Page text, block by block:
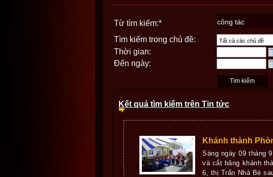
Từ tìm kiếm:*
Tìm kiếm trong chủ đề:
Thời gian:
Đến ngày:
Kết quả tìm kiếm trên Tin tức
Khánh thành
Sáng ngày 09 tháng
và cắt băng khánh
6, thị Trấn Nhà Bè